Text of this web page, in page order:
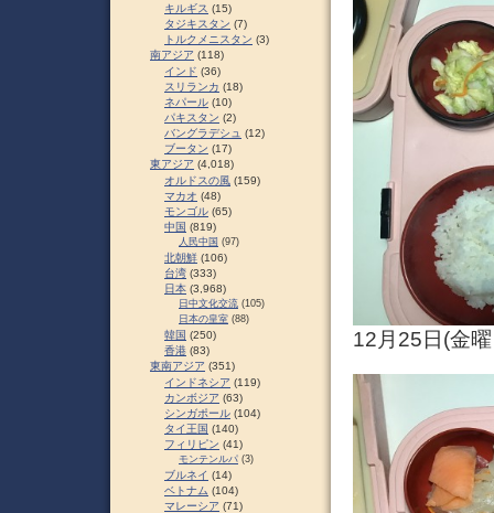
12月25日(金
キルギス (15)
タジキスタン (7)
トルクメニスタン (3)
南アジア (118)
インド (36)
スリランカ (18)
ネパール (10)
パキスタン (2)
バングラデシュ (12)
ブータン (17)
東アジア (4,018)
オルドスの風 (159)
マカオ (48)
モンゴル (65)
中国 (819)
人民中国 (97)
北朝鮮 (106)
台湾 (333)
日本 (3,968)
日中文化交流 (105)
日本の皇室 (88)
韓国 (250)
香港 (83)
東南アジア (351)
インドネシア (119)
カンボジア (63)
シンガポール (104)
タイ王国 (140)
フィリピン (41)
モンテンルパ (3)
ブルネイ (14)
ベトナム (104)
マレーシア (71)